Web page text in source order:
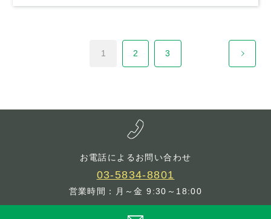
1 2 3
お電話によるお問い合わせ
03-5834-8801
営業時間：月～金 9:30～18:00